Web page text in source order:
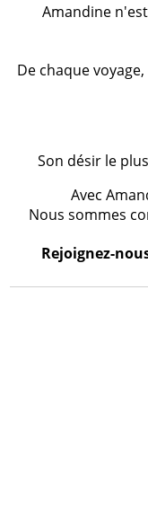
Amandine
De chaque
Son désir le
Avec
Nous sommes
Rejoignez-